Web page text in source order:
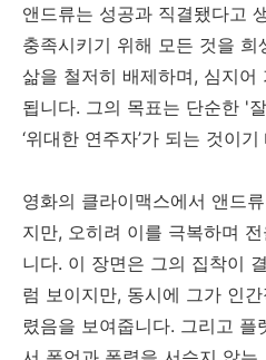
앤드류는 성공과 직결됐다고
충족시키기 위해 모든 것을 희
삶을 철저히 배제하며, 심지어
됩니다. 그의 목표는 단순한 '
‘위대한 연주자’가 되는 것이
영화의 클라이맥스에서 앤드
지만, 오히려 이를 극복하며
니다. 이 장면은 그의 집착이
럼 보이지만, 동시에 그가 인
렸음을 보여줍니다. 그리고 플